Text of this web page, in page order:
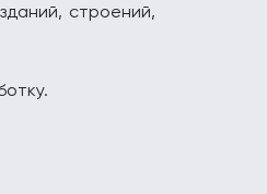
строений,